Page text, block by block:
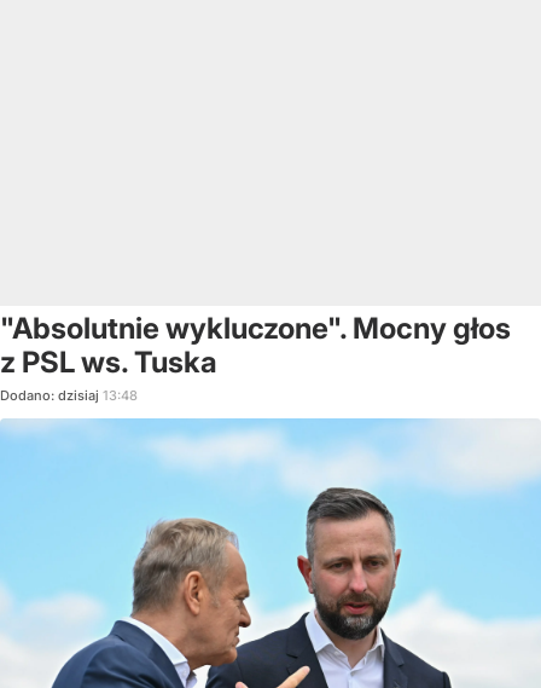
"Absolutnie wykluczone". Mocny głos
z PSL ws. Tuska
Dodano: dzisiaj 13:48